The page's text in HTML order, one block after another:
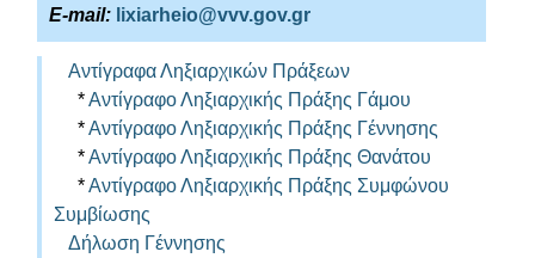
E-mail: ixiarheio@vvv.gov.gr
Αντίγραφα Ληξιαρχικών Πράξεων
*Αντίγραφο Ληξιαρχικής Πράξης Γάμου
*Αντίγραφο Ληξιαρχικής Πράξης Γέννησης
*Αντίγραφο Ληξιαρχικής Πράξης Θανάτου
*Αντίγραφο Ληξιαρχικής Πράξης Συμφώνου
Συμβίωσης
Δήλωση Γέννησης